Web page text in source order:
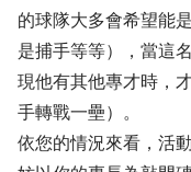
的球隊大多會希望能
是捕手等等），當這
現他有其他專才時，
手轉戰一壘）。
依您的情況來看，活